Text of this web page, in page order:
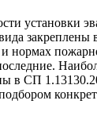
установки
закреплены
нормах
в СП